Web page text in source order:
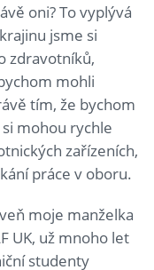
oni? To vyplývá
jsme si
zdravotníků,
mohli
tím, že bychom
mohou rychle
zařízeních,
práce v oboru.
moje manželka
UK, už mnoho let
studenty